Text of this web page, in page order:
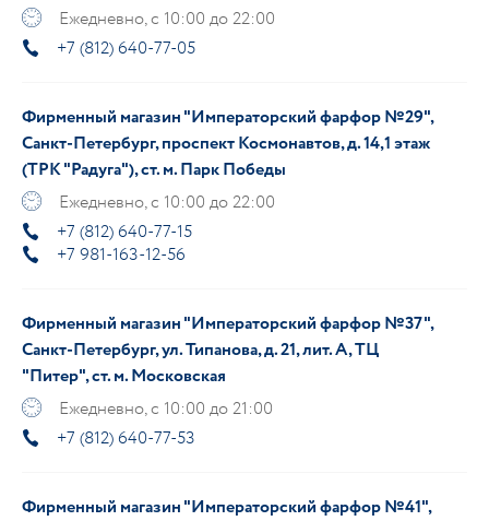
Ежедневно, с 10:00 до 22:00
+7 (812) 640-77-05
Фирменный магазин "Императорский фарфор №29",
Санкт-Петербург, проспект Космонавтов, д. 14,1 этаж
(ТРК "Радуга"), ст. м. Парк Победы
Ежедневно, с 10:00 до 22:00
+7 (812) 640-77-15
+7 981-163-12-56
Фирменный магазин "Императорский фарфор №37",
Санкт-Петербург, ул. Типанова, д. 21, лит. А, ТЦ
"Питер", ст. м. Московская
Ежедневно, с 10:00 до 21:00
+7 (812) 640-77-53
Фирменный магазин "Императорский фарфор №41",